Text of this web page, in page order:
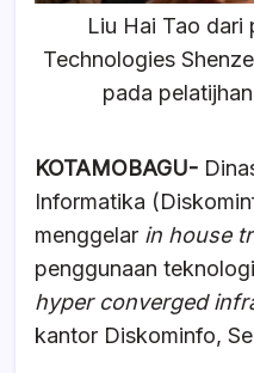
Liu Hai Tao dari
Technologies
pada
KOTAMOBAGU-
Informatika
menggelar in house
penggunaan
hyper converged
kantor Diskominfo,